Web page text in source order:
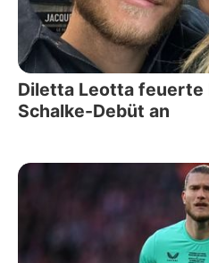
Diletta Leotta feuerte
Schalke-Debüt an